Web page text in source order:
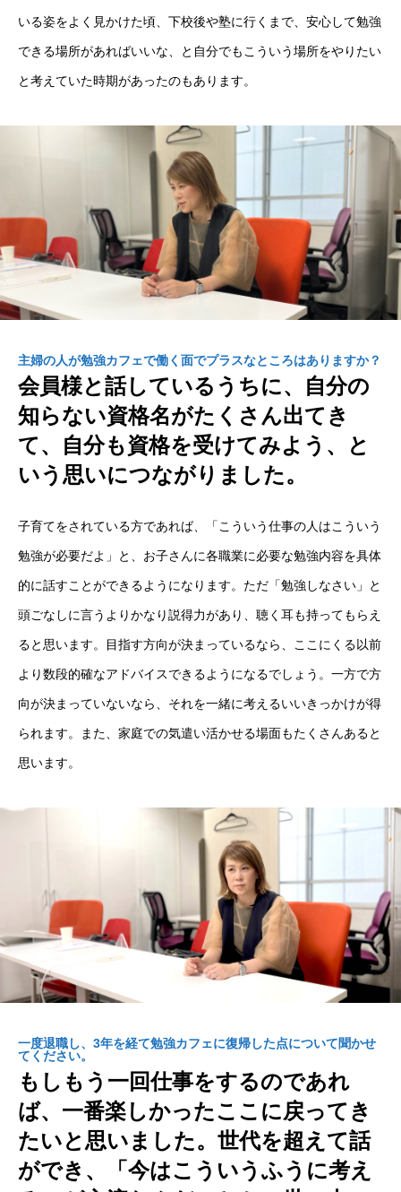
WORK
COMPANY
いる姿をよく見かけた頃、下校後や塾に行くまで、安心して勉強
できる場所があればいいな、と自分でもこういう場所をやりたい
と考えていた時期があったのもあります。
主婦の人が勉強カフェで働く面でプラスなところはありますか？
会員様と話しているうちに、自分の
知らない資格名がたくさん出てき
て、自分も資格を受けてみよう、と
いう思いにつながりました。
子育てをされている方であれば、「こういう仕事の人はこういう
勉強が必要だよ」と、お子さんに各職業に必要な勉強内容を具体
的に話すことができるようになります。ただ「勉強しなさい」と
頭ごなしに言うよりかなり説得力があり、聴く耳も持ってもらえ
ると思います。目指す方向が決まっているなら、ここにくる以前
より数段的確なアドバイスできるようになるでしょう。一方で方
向が決まっていないなら、それを一緒に考えるいいきっかけが得
られます。また、家庭での気遣い活かせる場面もたくさんあると
思います。
一度退職し、3年を経て勉強カフェに復帰した点について聞かせ
てください。
もしもう一回仕事をするのであれ
ば、一番楽しかったここに戻ってき
たいと思いました。世代を超えて話
ができ、「今はこういうふうに考え